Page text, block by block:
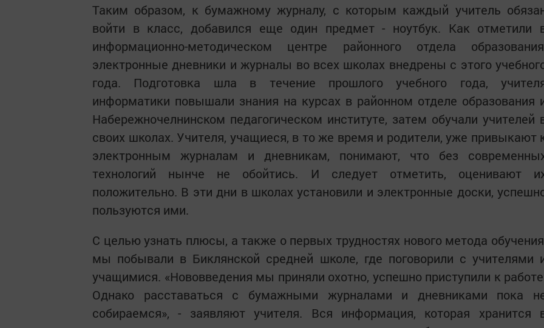
Таким образом, к бумажному журналу, с которым каждый учитель
войти в класс, добавился еще один предмет - ноутбук. Как отметили
информационно-методическом центре районного отдела
электронные дневники и журналы во всех школах внедрены с этого
года. Подготовка шла в течение прошлого учебного года,
информатики повышали знания на курсах в районном отделе образования
Набережночелнинском педагогическом институте, затем обучали учителей
своих школах. Учителя, учащиеся, в то же время и родители, уже привыкают
электронным журналам и дневникам, понимают, что без
технологий нынче не обойтись. И следует отметить, оценивают
положительно. В эти дни в школах установили и электронные доски,
пользуются ими.
С целью узнать плюсы, а также о первых трудностях нового метода
мы побывали в Биклянской средней школе, где поговорили с учителями
учащимися. «Нововведения мы приняли охотно, успешно приступили к
Однако расставаться с бумажными журналами и дневниками пока
собираемся», - заявляют учителя. Вся информация, которая хранится